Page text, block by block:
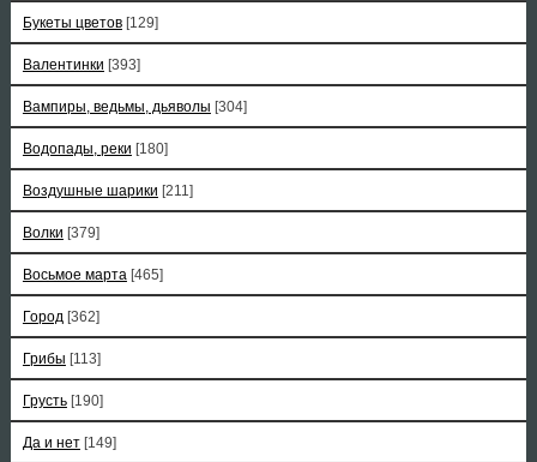
Букеты цветов [129]
Валентинки [393]
Вампиры, ведьмы, дьяволы [304]
Водопады, реки [180]
Воздушные шарики [211]
Волки [379]
Восьмое марта [465]
Город [362]
Грибы [113]
Грусть [190]
Да и нет [149]